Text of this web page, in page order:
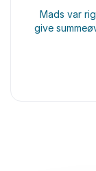
ud af5
Mads var
give